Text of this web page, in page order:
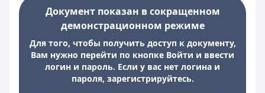
Документ показан в сокращенном
демонстрационном режиме
Для того, чтобы получить доступ к документу,
Вам нужно перейти по кнопке Войти и ввести
логин и пароль. Если у вас нет логина и
пароля, зарегистрируйтесь.